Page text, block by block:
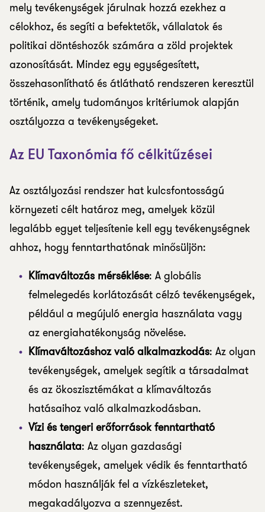
mely tevékenységek járulnak hozzá ezekhez a
célokhoz, és segíti a befektetők, vállalatok és
politikai döntéshozók számára a zöld projektek
azonosítását. Mindez egy egységesített,
összehasonlítható és átlátható rendszeren keresztül
történik, amely tudományos kritériumok alapján
osztályozza a tevékenységeket.
Az EU Taxonómia fő célkitűzései
Az osztályozási rendszer hat kulcsfontosságú
környezeti célt határoz meg, amelyek közül
legalább egyet teljesítenie kell egy tevékenységnek
ahhoz, hogy fenntarthatónak minősüljön:
Klímaváltozás mérséklése: A globális
felmelegedés korlátozását célzó tevékenységek,
például a megújuló energia használata vagy
az energiahatékonyság növelése.
Klímaváltozáshoz való alkalmazkodás: Az olyan
tevékenységek, amelyek segítik a társadalmat
és az ökoszisztémákat a klímaváltozás
hatásaihoz való alkalmazkodásban.
Vízi és tengeri erőforrások fenntartható
használata: Az olyan gazdasági
tevékenységek, amelyek védik és fenntartható
módon használják fel a vízkészleteket,
megakadályozva a szennyezést.